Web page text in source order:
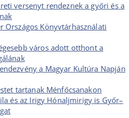
versenyt rendeznek a győri és a
Országos Könyvtárhasználati
város adott otthont a
a Magyar Kultúra Napján
tartanak Ménfőcsanakon
és az Irigy Hónaljmirigy is Győr–